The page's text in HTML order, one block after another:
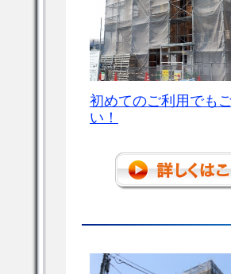
初めてのご利用でも
い！